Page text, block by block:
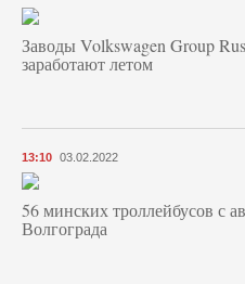
Заводы Volkswagen Group
заработают летом
13:10 03.02.2022
56 минских троллейбусов с
Волгограда